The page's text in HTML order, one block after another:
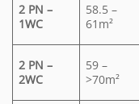
2 PN –
1WC
58.5 –
61m²
2 PN –
2WC
59 –
>70m²